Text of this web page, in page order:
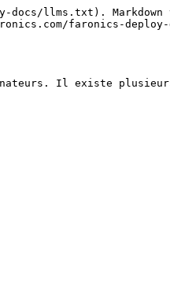
llms.txt). Markdown
faronics-
Il existe